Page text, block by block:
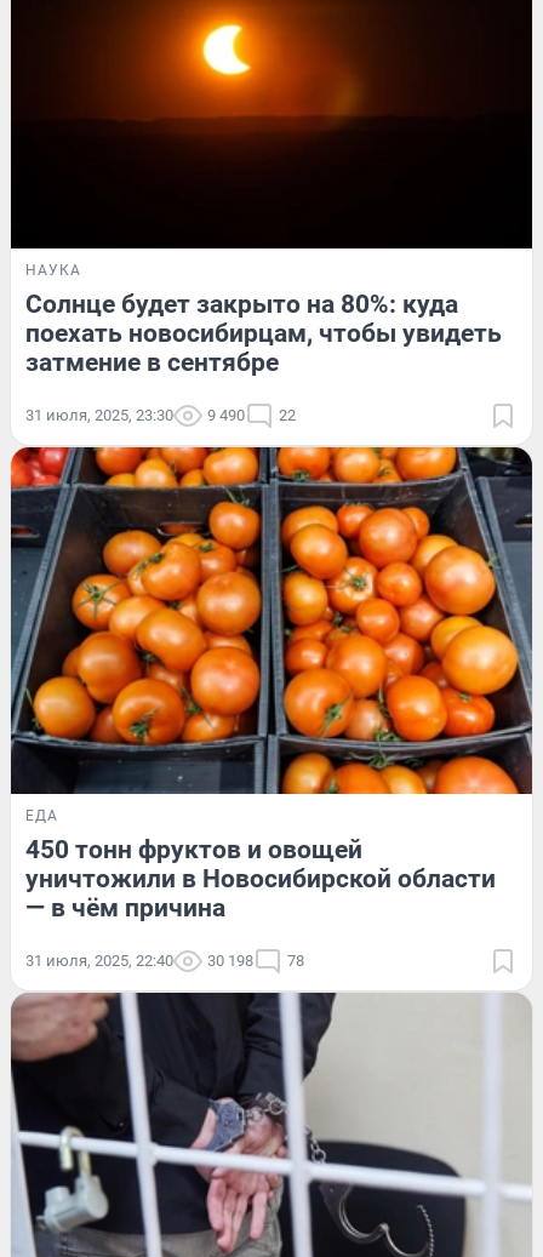
НАУКА
Солнце будет закрыто на 80%: куда
поехать новосибирцам, чтобы увидеть
затмение в сентябре
31 июля, 2025, 23:30 9 490 22
ЕДА
450 тонн фруктов и овощей
уничтожили в Новосибирской области
— в чём причина
31 июля, 2025, 22:40 30 198 78